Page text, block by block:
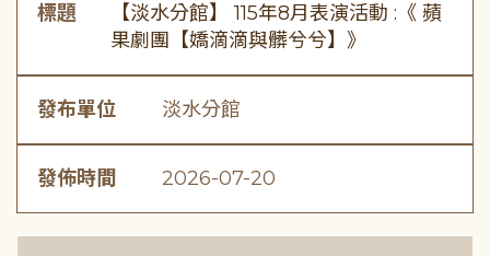
標題
【淡水分館】 115年8月表演活動 :《 蘋
果劇團【嬌滴滴與髒兮兮】》
發布單位 淡水分館
發佈時間 2026-07-20